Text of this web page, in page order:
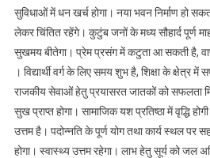
सुविधाओं में धन खर्च होगा। नया भवन निर्माण हो
लेकर चिंतित रहेंगे। कुटुंब जनों के मध्य सौहार्द पूर्ण
सुखमय बीतेगा। प्रेम प्रसंग में कटुता आ सकती है,
। विद्यार्थी वर्ग के लिए समय शुभ है, शिक्षा के
राजकीय सेवाओं हेतु प्रयासरत जातकों को सफलता
सुख प्राप्त होगा। सामाजिक यश प्रतिष्ठा में वृद्धि
उत्तम है। पदोन्नति के पूर्ण योग तथा कार्य स्थल पर
होगा। स्वास्थ्य उत्तम रहेगा। लाभ हेतु सूर्य को जल